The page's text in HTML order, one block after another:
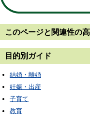
このページと 関連性の
目的別ガイド
結婚・離婚
妊娠・出産
子育て
教育